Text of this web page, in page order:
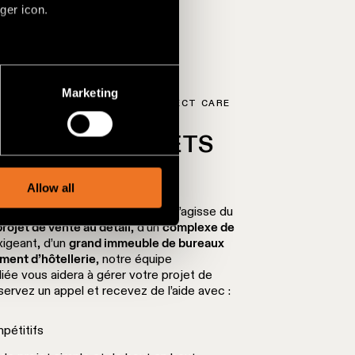
icon.
meters
advertising and analytics
Marketing
Allow all
DES PROJETS
SANS TRACAS AVEC PROJECT CARE
un projet plus exigeant ? Qu’il s’agisse du
de vente au détail, d’uncomplexe de
d’un grand immeuble de bureaux
d’hôtellerie, notre équipe
vous aidera à gérer votre projet de
un appel et recevez de l’aide avec :